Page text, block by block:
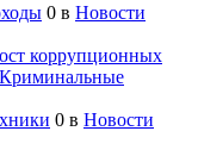
0 в Новости
коррупционных
Криминальные
0 в Новости